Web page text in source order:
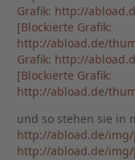
Grafik: http://
[Blockierte Grafik:
http://abload.de/
Grafik: http://
[Blockierte Grafik:
http://abload.de/
und so stehen sie in
http://abload.de/
http://abload.de/